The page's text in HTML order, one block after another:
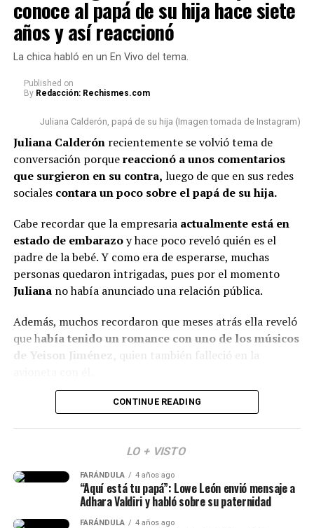
buen papá (…) Muchas vainas
que las sacan de contexto,
estamos llevando una relación
cordial y respetuosa (…)
Estamos cumpliendo con lo que
nos toca”, concluyó.
#seguidores
#soyjuandacaribeshow
♬ sonido original –
otro hecho que también se volvió muy comentado
respecto a la apariencia de la empresaria.
Lee también: A Juliana Calderón la llamaron “viuda
hace siete años y así reaccionó
que la bogotana ha tenido algunos cambios físicos.
Por un lado, señalaron que se le vio con una tonalidad
de cabello diferentey además, algunos usuarios
comentaron que la empresaria se habría realizado
algunos procedimientos estéticos en su rostro.
De hecho, varios la notaron diferente y cuestionaron al
respecto.
“¿Qué le pasó en la cara?”, “Se ve súper inyectada,
muchos rellenos”, “¿No están viendo sus labios y
Finalmente, otro grupo de personas señaló que veían
bien aEpa y que sería normal verla con algunos cambios
(Recuerda dar clic en la imagen)
conoce al papá de su hija hace siete
años y así reaccionó
La chica habló en un En Vivo del tema.
Published on
By Redacción: Rechismes.com
Juliana Calderón, papá de su hija (Imagen tomada de Instagram)
Juliana Calderónrecientemente se volvió tema de
conversación porquereaccionó a unos comentarios
que surgieron en su contra, luego de que en sus redes
sociales contara un poco sobre el papá de su hija.
Cabe recordar que la empresariaactualmente está en
estado de embarazoy hace poco reveló quién es el
padre de la bebé. Y como era de esperarse, muchas
personas quedaron intrigadas, pues por el momento
Julianano había anunciado una relación pública.
Además, muchos recordaron que meses atrás ella reveló
que había tenido un romance con uno de los músicos
de Yeison Jiménez, quien también falleció en la
Lee también: ¿Escro estaría “utilizando” a Aida
Victoria? Yina Calderón opinó al respecto y causó
reacciones y se avivaron luego de que Calderón contara,
en una dinámica de preguntas y respuestas en sus
historias de Instagram, q
CONTINUE READING
LO + VISTO
FARÁNDULA 4 años ago
“Aquí está tu papá”: Lowe León envió mensaje a
Adhara Valdiri y habló sobre su paternidad
FARÁNDULA 4 años ago